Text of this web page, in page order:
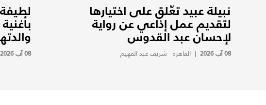
نبيلة عبيد تعّلق على اختيارها
لتقديم عمل إذاعي عن رواية
لإحسان عبد القدوس
08 آب 2026 | القاهرة - شريف عبد الفهيم 08 آب 2026